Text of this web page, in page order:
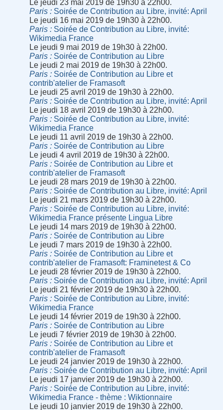
Le jeudi 23 mai 2019 de 19h30 à 22h00.
Paris
Soirée de Contribution au Libre, invité: April
Le jeudi 16 mai 2019 de 19h30 à 22h00.
Paris
Soirée de Contribution au Libre, invité:
Wikimedia France
Le jeudi 9 mai 2019 de 19h30 à 22h00.
Paris
Soirée de Contribution au Libre
Le jeudi 2 mai 2019 de 19h30 à 22h00.
Paris
Soirée de Contribution au Libre et
contrib'atelier de Framasoft
Le jeudi 25 avril 2019 de 19h30 à 22h00.
Paris
Soirée de Contribution au Libre, invité: April
Le jeudi 18 avril 2019 de 19h30 à 22h00.
Paris
Soirée de Contribution au Libre, invité:
Wikimedia France
Le jeudi 11 avril 2019 de 19h30 à 22h00.
Paris
Soirée de Contribution au Libre
Le jeudi 4 avril 2019 de 19h30 à 22h00.
Paris
Soirée de Contribution au Libre et
contrib'atelier de Framasoft
Le jeudi 28 mars 2019 de 19h30 à 22h00.
Paris
Soirée de Contribution au Libre, invité: April
Le jeudi 21 mars 2019 de 19h30 à 22h00.
Paris
Soirée de Contribution au Libre, invité:
Wikimedia France présente Lingua Libre
Le jeudi 14 mars 2019 de 19h30 à 22h00.
Paris
Soirée de Contribution au Libre
Le jeudi 7 mars 2019 de 19h30 à 22h00.
Paris
Soirée de Contribution au Libre et
contrib'atelier de Framasoft: Framinetest & Co
Le jeudi 28 février 2019 de 19h30 à 22h00.
Paris
Soirée de Contribution au Libre, invité: April
Le jeudi 21 février 2019 de 19h30 à 22h00.
Paris
Soirée de Contribution au Libre, invité:
Wikimedia France
Le jeudi 14 février 2019 de 19h30 à 22h00.
Paris
Soirée de Contribution au Libre
Le jeudi 7 février 2019 de 19h30 à 22h00.
Paris
Soirée de Contribution au Libre et
contrib'atelier de Framasoft
Le jeudi 24 janvier 2019 de 19h30 à 22h00.
Paris
Soirée de Contribution au Libre, invité: April
Le jeudi 17 janvier 2019 de 19h30 à 22h00.
Paris
Soirée de Contribution au Libre, invité:
Wikimedia France - thème : Wiktionnaire
Le jeudi 10 janvier 2019 de 19h30 à 22h00.